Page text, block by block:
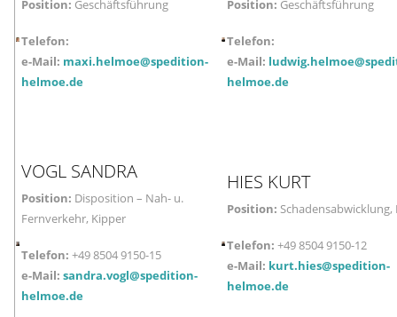
Position: Geschäftsführung
Telefon:
e-Mail: maxi.helmoe@spedition-
helmoe.de
Position: Geschäftsführung
Telefon:
e-Mail:
helmoe.de
VOGL SANDRA
Position: Disposition – Nah- u.
Fernverkehr, Kipper
Telefon:+49 8504 9150-15
e-Mail:sandra.vogl@spedition-
helmoe.de
HIES KURT
Position: Schadensabwicklung,
Telefon:+49 8504 9150-12
e-Mail: kurt.hies@spedition-
helmoe.de